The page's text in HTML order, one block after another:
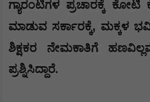
ಗ್ಯಾರಂಟಿಗಳ ಪ್ರಚಾರಕ್ಕೆ
ಮಾಡುವ ಸರ್ಕಾರಕ್ಕೆ, ಮಕ್ಕಳ
ಶಿಕ್ಷಕರ ನೇಮಕಾತಿಗೆ
ಪ್ರಶ್ನಿಸಿದ್ದಾರೆ.